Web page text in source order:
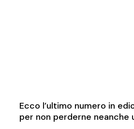
Ecco l’ultimo numero in
per non perderne neanche